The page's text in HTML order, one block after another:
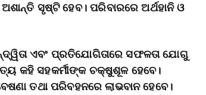
ସୃଷ୍ଟି ହେବ। ପରିବାରରେ ଅର୍ଥହାନି ଓ
ଏବଂ ପ୍ରତିଯୋଗିତାରେ ସଫଳତା ଯୋଗୁ
କହି ସହକର୍ମୀଙ୍କ ଚକ୍ଷୁଶୂଳ ହେବେ।
ତଥା ପରିବହନରେ ଲାଭବାନ ହେବେ।